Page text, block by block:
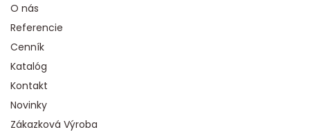
O nás
Referencie
Cenník
Katalóg
Kontakt
Novinky
Zákazková Výroba